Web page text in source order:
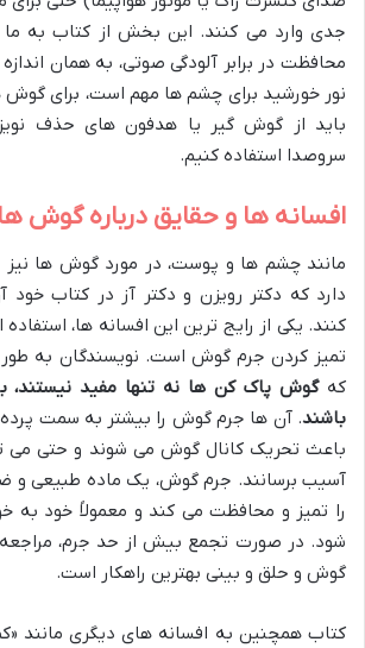
جدی وارد می کنند. این بخش از کتاب به ما
محافظت در برابر آلودگی صوتی، به همان
نور خورشید برای چشم ها مهم است، برای گوش
باید از گوش گیر یا هدفون های حذف
سروصدا استفاده کنیم.
افسانه ها و حقایق درباره گوش ها
مانند چشم ها و پوست، در مورد گوش ها نیز
دارد که دکتر رویزن و دکتر آز در کتاب
کنند. یکی از رایج ترین این افسانه ها،
تمیز کردن جرم گوش است. نویسندگان به
کهگوش پاک کن ها نه تنها مفید نیستند،
باشند. آن ها جرم گوش را بیشتر به سمت
باعث تحریک کانال گوش می شوند و حتی می
آسیب برسانند. جرم گوش، یک ماده طبیعی
را تمیز و محافظت می کند و معمولاً خود به
شود. در صورت تجمع بیش از حد جرم،
گوش و حلق و بینی بهترین راهکار است.
کتاب همچنین به افسانه های دیگری مانند